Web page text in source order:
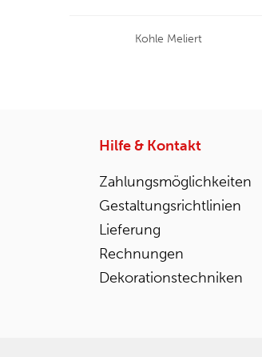
Kohle Meliert
Hilfe & Kontakt
Zahlungsmöglichkeiten
Gestaltungsrichtlinien
Lieferung
Rechnungen
Dekorationstechniken